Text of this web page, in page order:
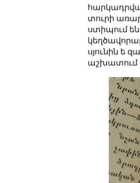
տուրի
ստիպում են
սյունին ե
աշխատում